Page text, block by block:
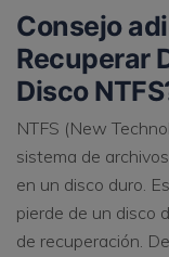
Consejo
Recuperar
Disco
NTFS (New
sistema de
en un disco duro.
pierde de un disco
de recuperación.